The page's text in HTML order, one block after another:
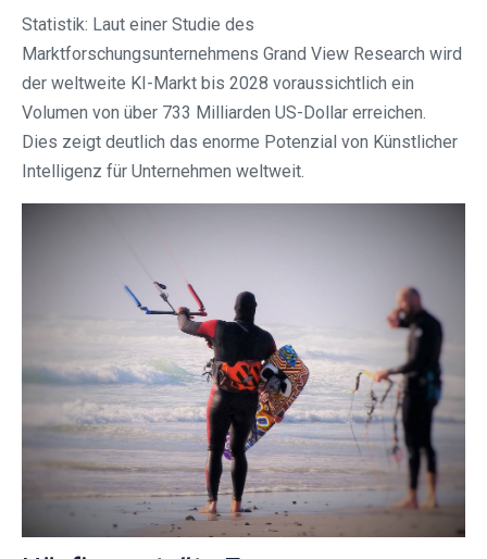
Statistik: Laut einer Studie des
Marktforschungsunternehmens Grand View Research wird
der weltweite KI-Markt bis 2028 voraussichtlich ein
Volumen von über 733 Milliarden US-Dollar erreichen.
Dies zeigt deutlich das enorme Potenzial von Künstlicher
Intelligenz für Unternehmen weltweit.